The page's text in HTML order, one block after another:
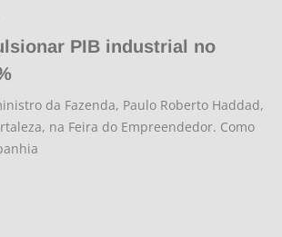
PIB industrial no
da Fazenda, Paulo Roberto Haddad,
na Feira do Empreendedor. Como